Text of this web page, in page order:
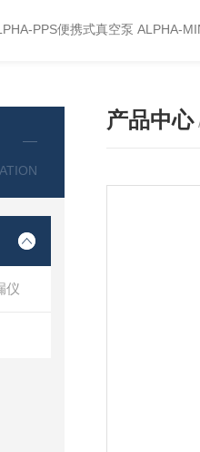
PPS便携式真空泵 ALPHA-
仪
产品中心